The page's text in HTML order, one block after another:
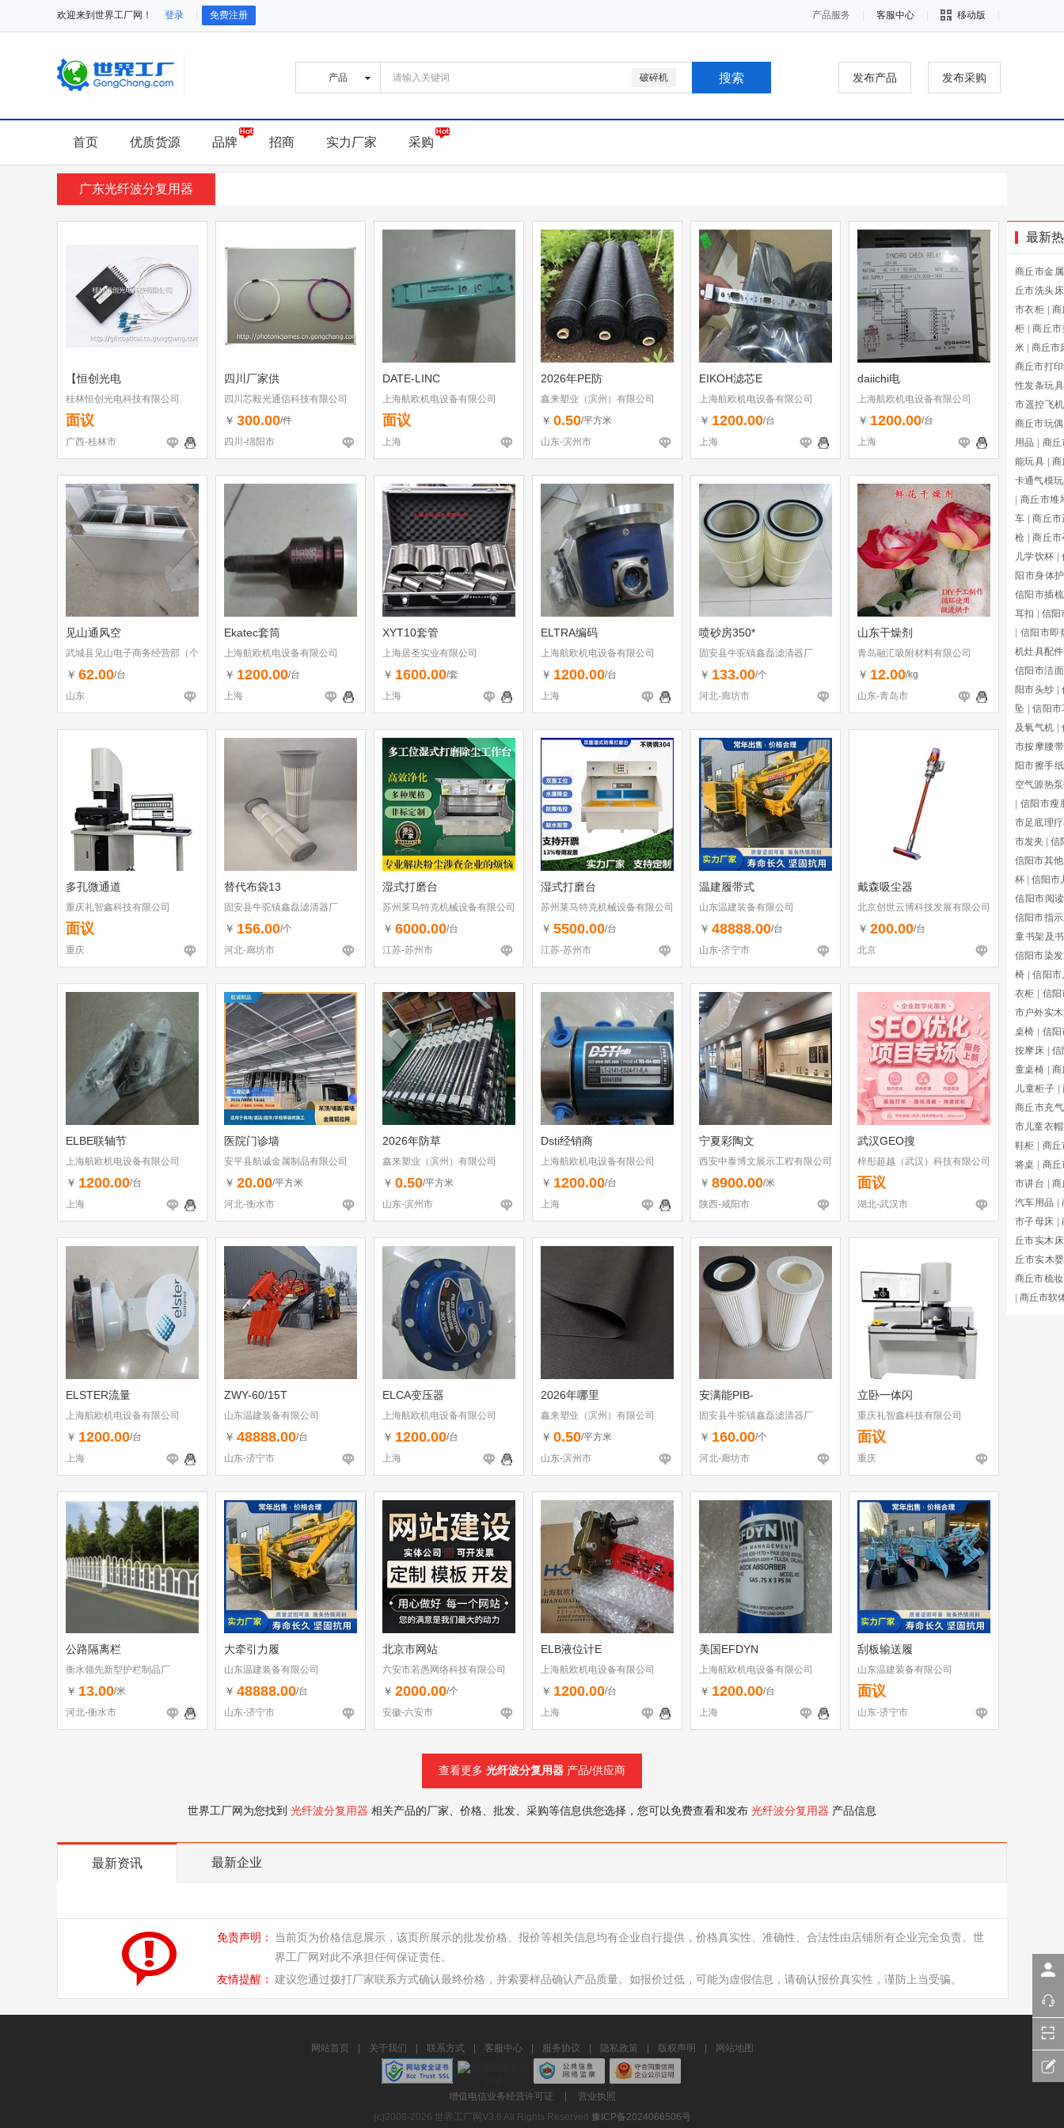
欢迎来到世界工厂网！ 登录 免费注册 产品服务 客服中心 移动版
破碎机 发布产品 发布采购
首页 优质货源 品牌 招商 实力厂家 采购
广东光纤波分复用器
【恒创光电
桂林恒创光电科技有限公司
面议
广西-桂林市
四川厂家供
四川芯毅光通信科技有限公司
￥ 300.00/件
四川-绵阳市
DATE-LINC
上海航欧机电设备有限公司
面议
上海
2026年PE防
鑫来塑业（滨州）有限公司
￥ 0.50/平方米
山东-滨州市
EIKOH滤芯E
上海航欧机电设备有限公司
￥ 1200.00/台
上海
daiichi电
上海航欧机电设备有限公司
￥ 1200.00/台
上海
见山通风空
武城县见山电子商务经营部（个
体工商户）
￥ 62.00/台
山东
Ekatec套筒
上海航欧机电设备有限公司
￥ 1200.00/台
上海
XYT10套管
上海居圣实业有限公司
￥ 1600.00/套
上海
ELTRA编码
上海航欧机电设备有限公司
￥ 1200.00/台
上海
喷砂房350*
固安县牛驼镇鑫磊滤清器厂
￥ 133.00/个
河北-廊坊市
山东干燥剂
青岛融汇吸附材料有限公司
￥ 12.00/kg
山东-青岛市
多孔微通道
重庆礼智鑫科技有限公司
面议
重庆
替代布袋13
固安县牛驼镇鑫磊滤清器厂
￥ 156.00/个
河北-廊坊市
湿式打磨台
苏州莱马特克机械设备有限公司
￥ 6000.00/台
江苏-苏州市
湿式打磨台
苏州莱马特克机械设备有限公司
￥ 5500.00/台
江苏-苏州市
温建履带式
山东温建装备有限公司
￥ 48888.00/台
山东-济宁市
戴森吸尘器
北京创世云博科技发展有限公司
￥ 200.00/台
北京
ELBE联轴节
上海航欧机电设备有限公司
￥ 1200.00/台
上海
医院门诊墙
安平县航诚金属制品有限公司
￥ 20.00/平方米
河北-衡水市
2026年防草
鑫来塑业（滨州）有限公司
￥ 0.50/平方米
山东-滨州市
Dsti经销商
上海航欧机电设备有限公司
￥ 1200.00/台
上海
宁夏彩陶文
西安中泰博文展示工程有限公司
￥ 8900.00/米
陕西-咸阳市
武汉GEO搜
梓彤超越（武汉）科技有限公司
面议
湖北-武汉市
ELSTER流量
上海航欧机电设备有限公司
￥ 1200.00/台
上海
ZWY-60/15T
山东温建装备有限公司
￥ 48888.00/台
山东-济宁市
ELCA变压器
上海航欧机电设备有限公司
￥ 1200.00/台
上海
2026年哪里
鑫来塑业（滨州）有限公司
￥ 0.50/平方米
山东-滨州市
安满能PIB-
固安县牛驼镇鑫磊滤清器厂
￥ 160.00/个
河北-廊坊市
立卧一体闪
重庆礼智鑫科技有限公司
面议
重庆
公路隔离栏
衡水领先新型护栏制品厂
￥ 13.00/米
河北-衡水市
大牵引力履
山东温建装备有限公司
￥ 48888.00/台
山东-济宁市
北京市网站
六安市若愚网络科技有限公司
￥ 2000.00/个
安徽-六安市
ELB液位计E
上海航欧机电设备有限公司
￥ 1200.00/台
上海
美国EFDYN
上海航欧机电设备有限公司
￥ 1200.00/台
上海
刮板输送履
山东温建装备有限公司
面议
山东-济宁市
查看更多 光纤波分复用器 产品/供应商
世界工厂网为您找到 光纤波分复用器 相关产品的厂家、价格、批发、采购等信息供您选择，您可以免费查看和发布 光纤波分复用器 产品信息
最新
商丘市金
丘市洗头床
市衣柜
商
柜
商丘市
米
商丘市
商丘市打
性发条玩具
市遥控飞机
商丘市玩偶
用品
商丘
能玩具
商
卡通气模
商丘市堆
车
商丘市
枪
商丘市
儿学饮杯
阳市身体
信阳市插梳
耳扣
信阳
信阳市即
机灶具配件
信阳市洁
阳市头纱
坠
信阳市
及氧气机
市按摩腰带
阳市擦手纸
空气源热
信阳市瘦
市足底理
市发夹
信
信阳市其
杯
信阳市
信阳市阅
信阳市指
童书架及
信阳市染
椅
信阳市
衣柜
信
市户外实
桌椅
信
按摩床
信
童桌椅
商
儿童柜子
商丘市充
市儿童衣
鞋柜
商
将桌
商
市讲台
商
汽车用品
市子母床
丘市实木床
丘市实木
商丘市梳
商丘市软
最新资讯 最新企业
免责声明：
当前页为价格信息展示，该页所展示的批发价格、报价等相关信息均有企业自行提供，价格真实性、准确性、合法性由店铺所有企业完全负责。世
界工厂网对此不承担任何保证责任。
友情提醒： 建议您通过拨打厂家联系方式确认最终价格，并索要样品确认产品质量。如报价过低，可能为虚假信息，请确认报价真实性，谨防上当受骗。
网站首页 关于我们 联系方式 客服中心 服务协议 隐私政策 版权声明 网站地图
增值电信业务经营许可证
营业执照
(c)2008-2026 世界工厂网V3.6 All Rights Reserved 豫ICP备2024066506号